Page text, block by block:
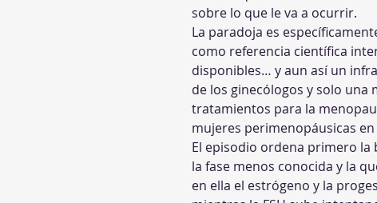
sobre lo que le va a ocurrir.
La paradoja es
como referencia científica
disponibles… y aun así un
de los ginecólogos y solo
tratamientos para la
mujeres perimenopáusicas
El episodio ordena primero la
la fase menos conocida y la
en ella el estrógeno y la